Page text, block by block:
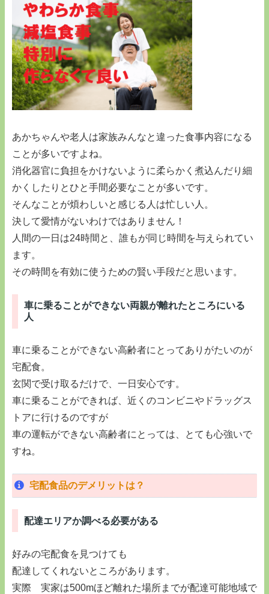
あかちゃんや老人は家族みんなと違った食事内容になる
ことが多いですよね。
消化器官に負担をかけないように柔らかく煮込んだり細
かくしたりとひと手間必要なことが多いです。
そんなことが煩わしいと感じる人は忙しい人。
決して愛情がないわけではありません！
人間の一日は24時間と、誰もが同じ時間を与えられてい
ます。
その時間を有効に使うための賢い手段だと思います。
車に乗ることができない両親が離れたところにいる
人
車に乗ることができない高齢者にとってありがたいのが
宅配食。
玄関で受け取るだけで、一日安心です。
車に乗ることができれば、近くのコンビニやドラッグス
トアに行けるのですが
車の運転ができない高齢者にとっては、とても心強いで
すね。
宅配食品のデメリットは？
配達エリアか調べる必要がある
好みの宅配食を見つけても
配達してくれないところがあります。
実際 実家は500mほど離れた場所までが配達可能地域で